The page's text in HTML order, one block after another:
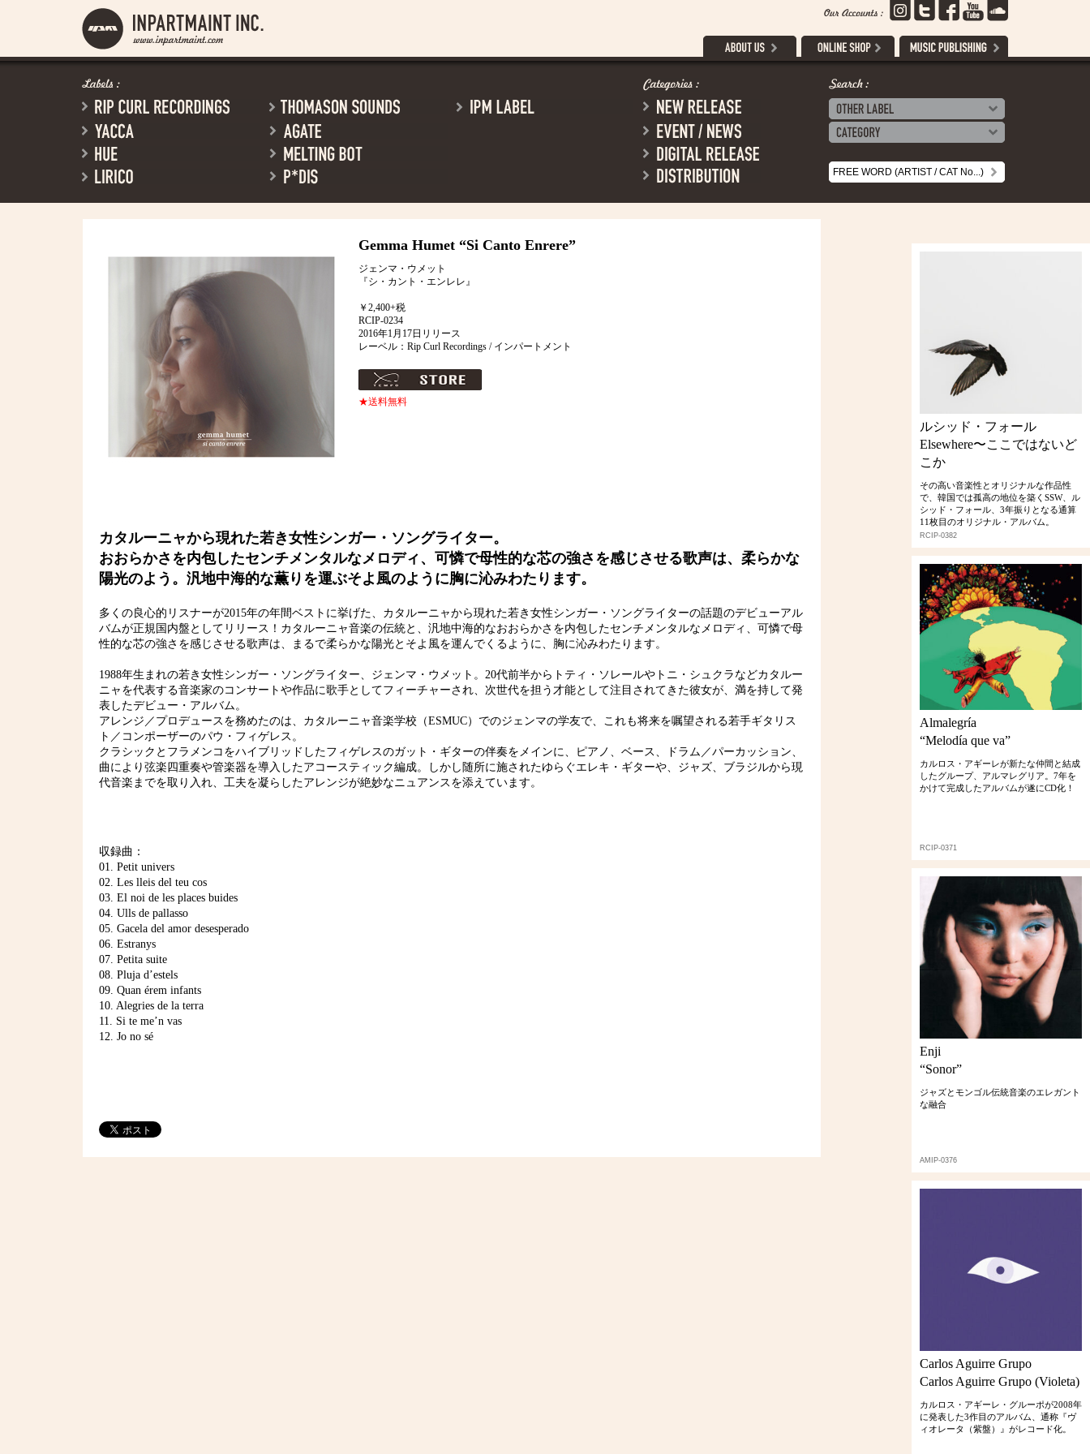
Gemma Humet “Si Canto Enrere”
ジェンマ・ウメット
『シ・カント・エンレレ』
￥2,400+税
RCIP-0234
2016年1月17日リリース
レーベル：Rip Curl Recordings / インパートメント
★送料無料
カタルーニャから現れた若き女性シンガー・ソングライター。
おおらかさを内包したセンチメンタルなメロディ、可憐で母性的な芯の強さを感じさせる歌声は、柔らかな
陽光のよう。汎地中海的な薫りを運ぶそよ風のように胸に沁みわたります。
多くの良心的リスナーが2015年の年間ベストに挙げた、カタルーニャから現れた若き女性シンガー・ソングライターの話題のデビューアル
バムが正規国内盤としてリリース！カタルーニャ音楽の伝統と、汎地中海的なおおらかさを内包したセンチメンタルなメロディ、可憐で母
性的な芯の強さを感じさせる歌声は、まるで柔らかな陽光とそよ風を運んでくるように、胸に沁みわたります。
1988年生まれの若き女性シンガー・ソングライター、ジェンマ・ウメット。20代前半からトティ・ソレールやトニ・シュクラなどカタルー
ニャを代表する音楽家のコンサートや作品に歌手としてフィーチャーされ、次世代を担う才能として注目されてきた彼女が、満を持して発
表したデビュー・アルバム。
アレンジ／プロデュースを務めたのは、カタルーニャ音楽学校（ESMUC）でのジェンマの学友で、これも将来を嘱望される若手ギタリス
ト／コンポーザーのパウ・フィゲレス。
クラシックとフラメンコをハイブリッドしたフィゲレスのガット・ギターの伴奏をメインに、ピアノ、ベース、ドラム／パーカッション、
曲により弦楽四重奏や管楽器を導入したアコースティック編成。しかし随所に施されたゆらぐエレキ・ギターや、ジャズ、ブラジルから現
代音楽までを取り入れ、工夫を凝らしたアレンジが絶妙なニュアンスを添えています。
収録曲：
01. Petit univers
02. Les lleis del teu cos
03. El noi de les places buides
04. Ulls de pallasso
05. Gacela del amor desesperado
06. Estranys
07. Petita suite
08. Pluja d’estels
09. Quan érem infants
10. Alegries de la terra
11. Si te me’n vas
12. Jo no sé
ルシッド・フォール
Elsewhere〜ここではないど
こか
その高い音楽性とオリジナルな作品性
で、韓国では孤高の地位を築くSSW、ル
シッド・フォール、3年振りとなる通算
11枚目のオリジナル・アルバム。
RCIP-0382
Almalegría
“Melodía que va”
カルロス・アギーレが新たな仲間と結成
したグループ、アルマレグリア。7年を
かけて完成したアルバムが遂にCD化！
RCIP-0371
Enji
“Sonor”
ジャズとモンゴル伝統音楽のエレガント
な融合
AMIP-0376
Carlos Aguirre Grupo
Carlos Aguirre Grupo (Violeta)
カルロス・アギーレ・グルーポが2008年
に発表した3作目のアルバム、通称『ヴ
ィオレータ（紫盤）』がレコード化。